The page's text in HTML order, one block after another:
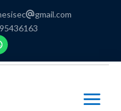
gmail.com